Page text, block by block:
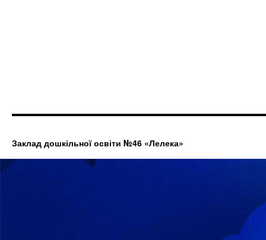
Заклад дошкільної освіти №46 «Лелека»